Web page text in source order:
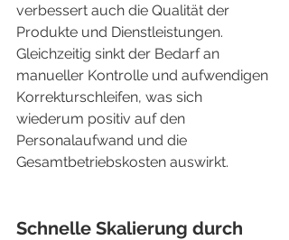
verbessert auch die Qualität der
Produkte und Dienstleistungen.
Gleichzeitig sinkt der Bedarf an
manueller Kontrolle und aufwendigen
Korrekturschleifen, was sich
wiederum positiv auf den
Personalaufwand und die
Gesamtbetriebskosten auswirkt.
Schnelle Skalierung durch